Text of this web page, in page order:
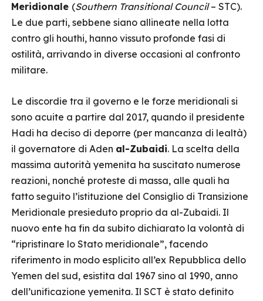
Meridionale (Southern Transitional Council– STC).
Le due parti, sebbene siano allineate nella lotta
contro gli houthi, hanno vissuto profonde fasi di
ostilità, arrivando in diverse occasioni al confronto
militare.
Le discordie tra il governo e le forze meridionali si
sono acuite a partire dal 2017, quando il presidente
Hadi ha deciso di deporre (per mancanza di lealtà)
il governatore di Aden al-Zubaidi. La scelta della
massima autorità yemenita ha suscitato numerose
reazioni, nonché proteste di massa, alle quali ha
fatto seguito l’istituzione del Consiglio di Transizione
Meridionale presieduto proprio da al-Zubaidi. Il
nuovo ente ha fin da subito dichiarato la volontà di
“ripristinare lo Stato meridionale”, facendo
riferimento in modo esplicito all’ex Repubblica dello
Yemen del sud, esistita dal 1967 sino al 1990, anno
dell’unificazione yemenita. Il SCT è stato definito